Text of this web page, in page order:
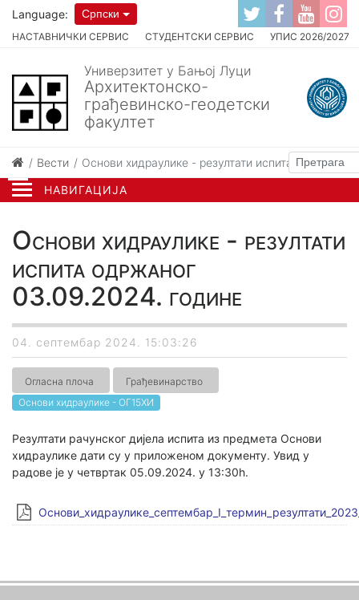
НАВИГАЦИЈА
НАСТАВНИЧКИ СЕРВИС СТУДЕНТСКИ СЕРВИС УПИС 2026/2027
Language: Српски
Универзитет у Бањој Луци
Архитектонско-
грађевинско-геодетски
факултет
Вести Основи хидраулике - резултати испита одржаног
Основи хидраулике - резултати
испита одржаног
03.09.2024. године
04. септембар 2024. 15:03:26
Огласна плоча
Грађевинарство
Основи хидраулике - ОГ15ХИ
Резултати рачунског дијела испита из предмета Основи
хидраулике дати су у приложеном документу. Увид у
радове је у четвртак 05.09.2024. у 13:30h.